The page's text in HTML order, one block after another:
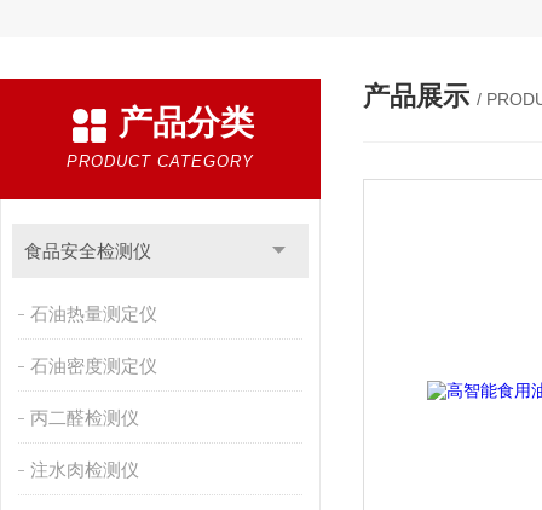
产品分类
PRODUCT CATEGORY
食品安全检测仪
石油热量测定仪
石油密度测定仪
丙二醛检测仪
注水肉检测仪
产品展示 /